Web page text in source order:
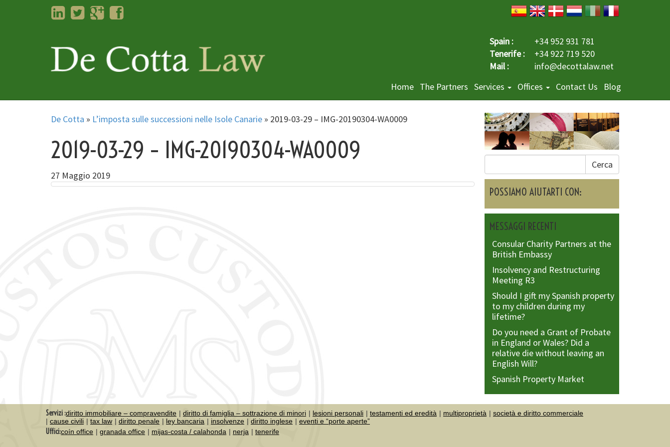
LinkedInTwitterGoogleplus
Facebook
Spain :
+34 952 931 781
Tenerife :
+34 922 719 520
Mail :
info@decottalaw.net
Home The Partners Services Offices Contact Us Blog
De Cotta » L’imposta sulle successioni nelle Isole Canarie » 2019-03-29 – IMG-20190304-WA0009
2019-03-29 – IMG-20190304-WA0009
27 Maggio 2019
Cerca
POSSIAMO AIUTARTI CON:
MESSAGGI RECENTI
Consular Charity Partners at the
British Embassy
Insolvency and Restructuring
Meeting R3
Should I gift my Spanish property
to my children during my
lifetime?
Do you need a Grant of Probate
in England or Wales? Did a
relative die without leaving an
English Will?
Spanish Property Market
Servizi :diritto immobiliare – compravendite diritto di famiglia – sottrazione di minori lesioni personali testamenti ed eredità multiproprietà
società e diritto commerciale
cause civili
tax law diritto penale ley bancaria insolvenze diritto inglese eventi e “porte aperte”
Uffici:coín office granada office mijas-costa / calahonda nerja tenerife